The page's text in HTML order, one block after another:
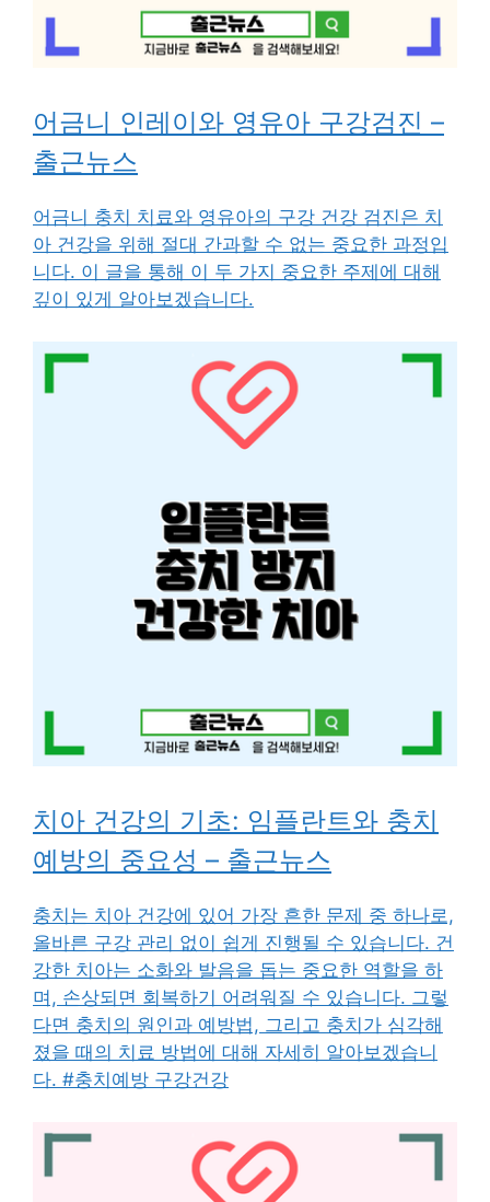
어금니 인레이와 영유아 구강검진 –
출근뉴스
어금니 충치 치료와 영유아의 구강 건강 검진은 치
아 건강을 위해 절대 간과할 수 없는 중요한 과정입
니다. 이 글을 통해 이 두 가지 중요한 주제에 대해
깊이 있게 알아보겠습니다.
치아 건강의 기초: 임플란트와 충치
예방의 중요성 – 출근뉴스
충치는 치아 건강에 있어 가장 흔한 문제 중 하나로,
올바른 구강 관리 없이 쉽게 진행될 수 있습니다. 건
강한 치아는 소화와 발음을 돕는 중요한 역할을 하
며, 손상되면 회복하기 어려워질 수 있습니다. 그렇
다면 충치의 원인과 예방법, 그리고 충치가 심각해
졌을 때의 치료 방법에 대해 자세히 알아보겠습니
다. #충치예방 구강건강